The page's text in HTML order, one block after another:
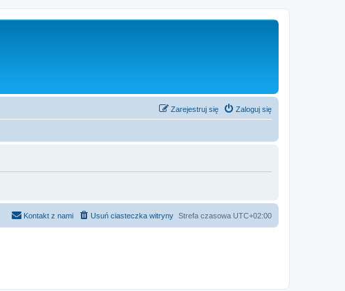
Zaloguj się
Zarejestruj się
Strefa czasowa UTC+02:00
Usuń ciasteczka witryny
Kontakt z nami